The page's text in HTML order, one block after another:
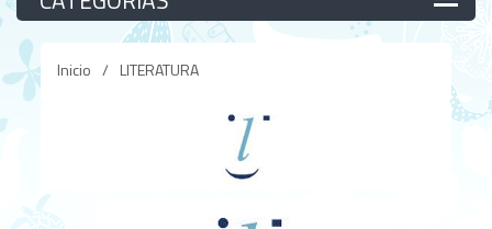
Inicio / LITERATURA